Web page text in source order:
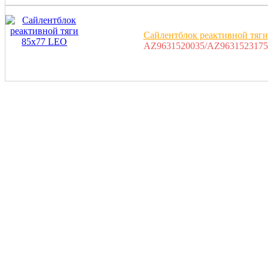
Сайлентблок реактивной
AZ9631520035/AZ9631523175